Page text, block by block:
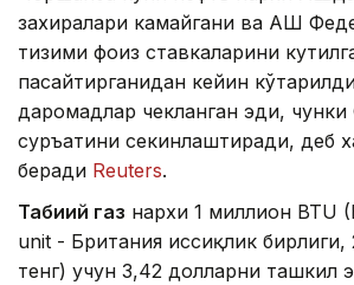
захиралари камайгани ва АҚШ
тизими фоиз ставкаларини
пасайтирганидан кейин
даромадлар чекланган эди,
суръатини секинлаштиради, деб
беради Reuters.
Табиий газ нархи 1 миллион BTU
unit - Британия иссиқлик бирлиги,
тенг) учун 3,42 долларни ташкил